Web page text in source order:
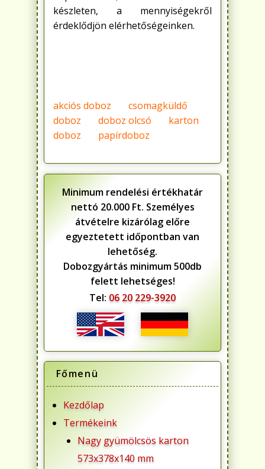
készleten, a mennyiségekről
érdeklődjön elérhetőségeinken.
akciós doboz
csomagküldő
doboz
doboz olcsó
karton
doboz
papírdoboz
Minimum rendelési értékhatár
nettó 20.000 Ft. Személyes
átvételre kizárólag előre
egyeztetett időpontban van
lehetőség.
Dobozgyártás minimum 500db
felett lehetséges!
Tel: 06 20 229-3920
Főmenü
Kezdőlap
Termékeink
Nagy gyümölcsös karton
573x378x140 mm